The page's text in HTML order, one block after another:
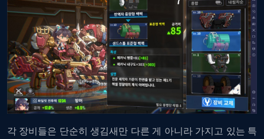
각 장비들은 단순히 생김새만 다른 게 아니라 가지고 있는 특